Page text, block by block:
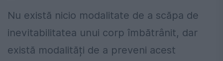
Nu există nicio modalitate de a scăpa de
inevitabilitatea unui corp îmbătrânit, dar
există modalități de a preveni acest